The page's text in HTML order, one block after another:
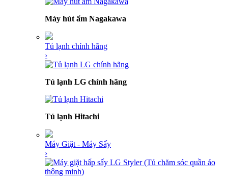
Máy hút ẩm Nagakawa
Tủ lạnh chính hãng
›
Tủ lạnh LG chính hãng
Tủ lạnh Hitachi
Máy Giặt - Máy Sấy
›